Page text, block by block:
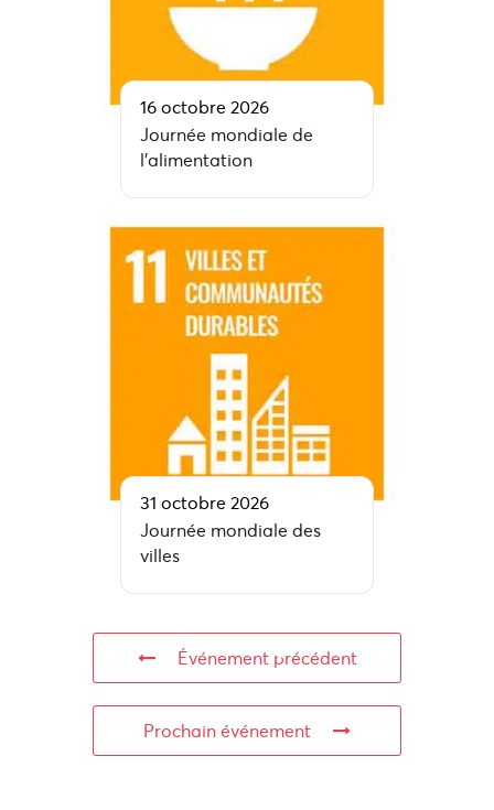
16 octobre 2026
Journée mondiale de
l’alimentation
31 octobre 2026
Journée mondiale des
villes
Événement précédent
Prochain événement